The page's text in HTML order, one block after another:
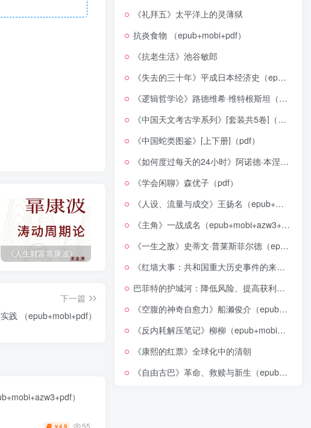
《人生财富靠康波》波动周期论（epub+mobi+azw3+pdf） 《人类新史》一次改写人类命运的尝试（epub+mobi+azw3+pdf） 《在峡江的转弯处》陈行甲
下一篇
践 （epub+mobi+pdf）
）
￥4.9 55
《礼拜五》太平洋上的灵薄狱
抗炎食物 （epub+mobi+pdf）
《抗老生活》池谷敏郎
《失去的三十年》平成日本经济史（epub+mobi+azw3+pdf）
《逻辑哲学论》路德维希·维特根斯坦（epub+mobi+azw3+pdf）
《中国天文考古学系列》[套装共5卷]（epub+mobi+azw3+pdf）
《中国蛇类图鉴》[上下册]（pdf）
《如何度过每天的24小时》阿诺德·本涅特（epub+mobi+azw3+pdf）
《学会闲聊》森优子（pdf）
《人设、流量与成交》王扬名（epub+mobi+azw3+pdf）
《主角》一战成名（epub+mobi+azw3+pdf）
《一生之敌》史蒂文·普莱斯菲尔德（epub+mobi+azw3+pdf）
《红墙大事：共和国重大历史事件的来龙去脉》（全二册）（pdf）
巴菲特的护城河：降低风险、提高获利的股市真规则(epub+azw3+mobi)
《空腹的神奇自愈力》船濑俊介（epub+mobi+azw3+pdf）
《反内耗解压笔记》柳柳（epub+mobi+azw3+pdf）
《康熙的红票》全球化中的清朝
《自由古巴》革命、救赎与新生（epub+mobi+azw3+pdf）